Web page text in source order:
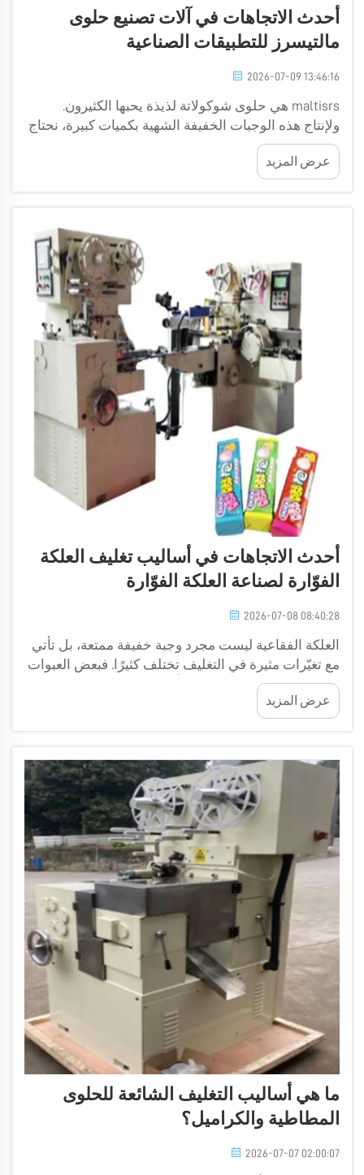
أحدث الاتجاهات في آلات تصنيع حلوى
مالتيسرز للتطبيقات الصناعية
2026-07-09 13:46:16
maltisrs هي حلوى شوكولاتة لذيذة يحبها الكثيرون.
ولإنتاج هذه الوجبات الخفيفة الشهية بكميات كبيرة، نحتاج
إلى آلات خاصة. وقد صُمّمت هذه الآلات خصيصًا للمصانع
لإنتاج حلوى مالتيسرز على نطاق واسع. وفي شركة
جولدن أورينت ماشينري، نركّز على تصميم آلات فعّالة...
عرض المزيد
أحدث الاتجاهات في أساليب تغليف العلكة
الفوّارة لصناعة العلكة الفوّارة
2026-07-08 08:40:28
العلكة الفقاعية ليست مجرد وجبة خفيفة ممتعة، بل تأتي
مع تغيّرات مثيرة في التغليف تختلف كثيرًا. فبعض العبوات
زاهية الألوان وجذّابة، بينما تُركّز أخرى على كونها صديقة
للبيئة. وهذا ما يجعلها بارزة على الرفوف ويثير اهتمام
العملاء. وتتولى شركات مثل Golden Orient Machinery...
عرض المزيد
ما هي أساليب التغليف الشائعة للحلوى
المطاطية والكراميل؟
2026-07-07 02:00:07